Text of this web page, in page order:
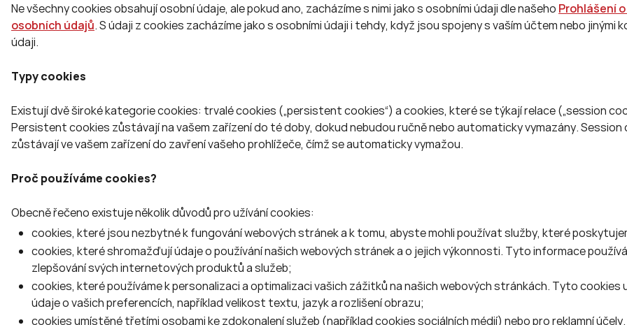
Ne všechny cookies obsahují osobní údaje, ale pokud ano, zacházíme s nimi jako s osobními údaji dle našeho Prohlášení
osobních údajů. S údaji z cookies zacházíme jako s osobními údaji i tehdy, když jsou spojeny s vaším účtem nebo jinými
údaji.
Typy cookies
Existují dvě široké kategorie cookies: trvalé cookies („persistent cookies“) a cookies, které se týkají relace („session
Persistent cookies zůstávají na vašem zařízení do té doby, dokud nebudou ručně nebo automaticky vymazány. Session
zůstávají ve vašem zařízení do zavření vašeho prohlížeče, čímž se automaticky vymažou.
Proč používáme cookies?
Obecně řečeno existuje několik důvodů pro užívání cookies:
cookies, které jsou nezbytné k fungování webových stránek a k tomu, abyste mohli používat služby, které
cookies, které shromažďují údaje o používání našich webových stránek a o jejich výkonnosti. Tyto informace
zlepšování svých internetových produktů a služeb;
cookies, které používáme k personalizaci a optimalizaci vašich zážitků na našich webových stránkách. Tyto cookies
údaje o vašich preferencích, například velikost textu, jazyk a rozlišení obrazu;
cookies umístěné třetími osobami ke zdokonalení služeb (například cookies sociálních médií) nebo pro reklamní účely.